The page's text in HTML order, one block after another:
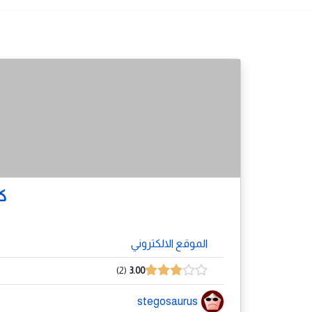
الموقع الالكتروني
3.00
2
stegosaurus